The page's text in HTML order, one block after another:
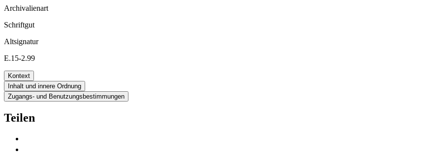
Archivalienart
Schriftgut
Altsignatur
E.15-2.99
Kontext
Inhalt und innere Ordnung
Zugangs- und Benutzungsbestimmungen
Teilen